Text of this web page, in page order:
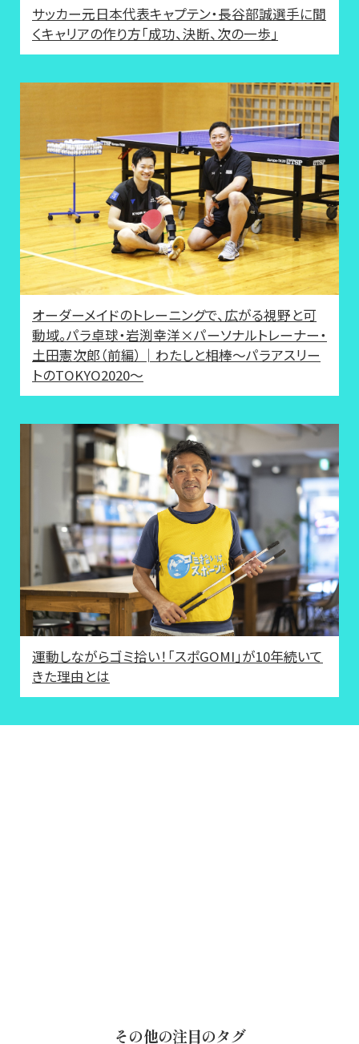
サッカー元日本代表キャプテン・長谷部誠選手に聞
くキャリアの作り方「成功、決断、次の一歩」
オーダーメイドのトレーニングで、広がる視野と可
動域。パラ卓球・岩渕幸洋×パーソナルトレーナー・
土田憲次郎（前編）│わたしと相棒～パラアスリー
トのTOKYO2020～
運動しながらゴミ拾い！「スポGOMI」が10年続いて
きた理由とは
その他の注目のタグ